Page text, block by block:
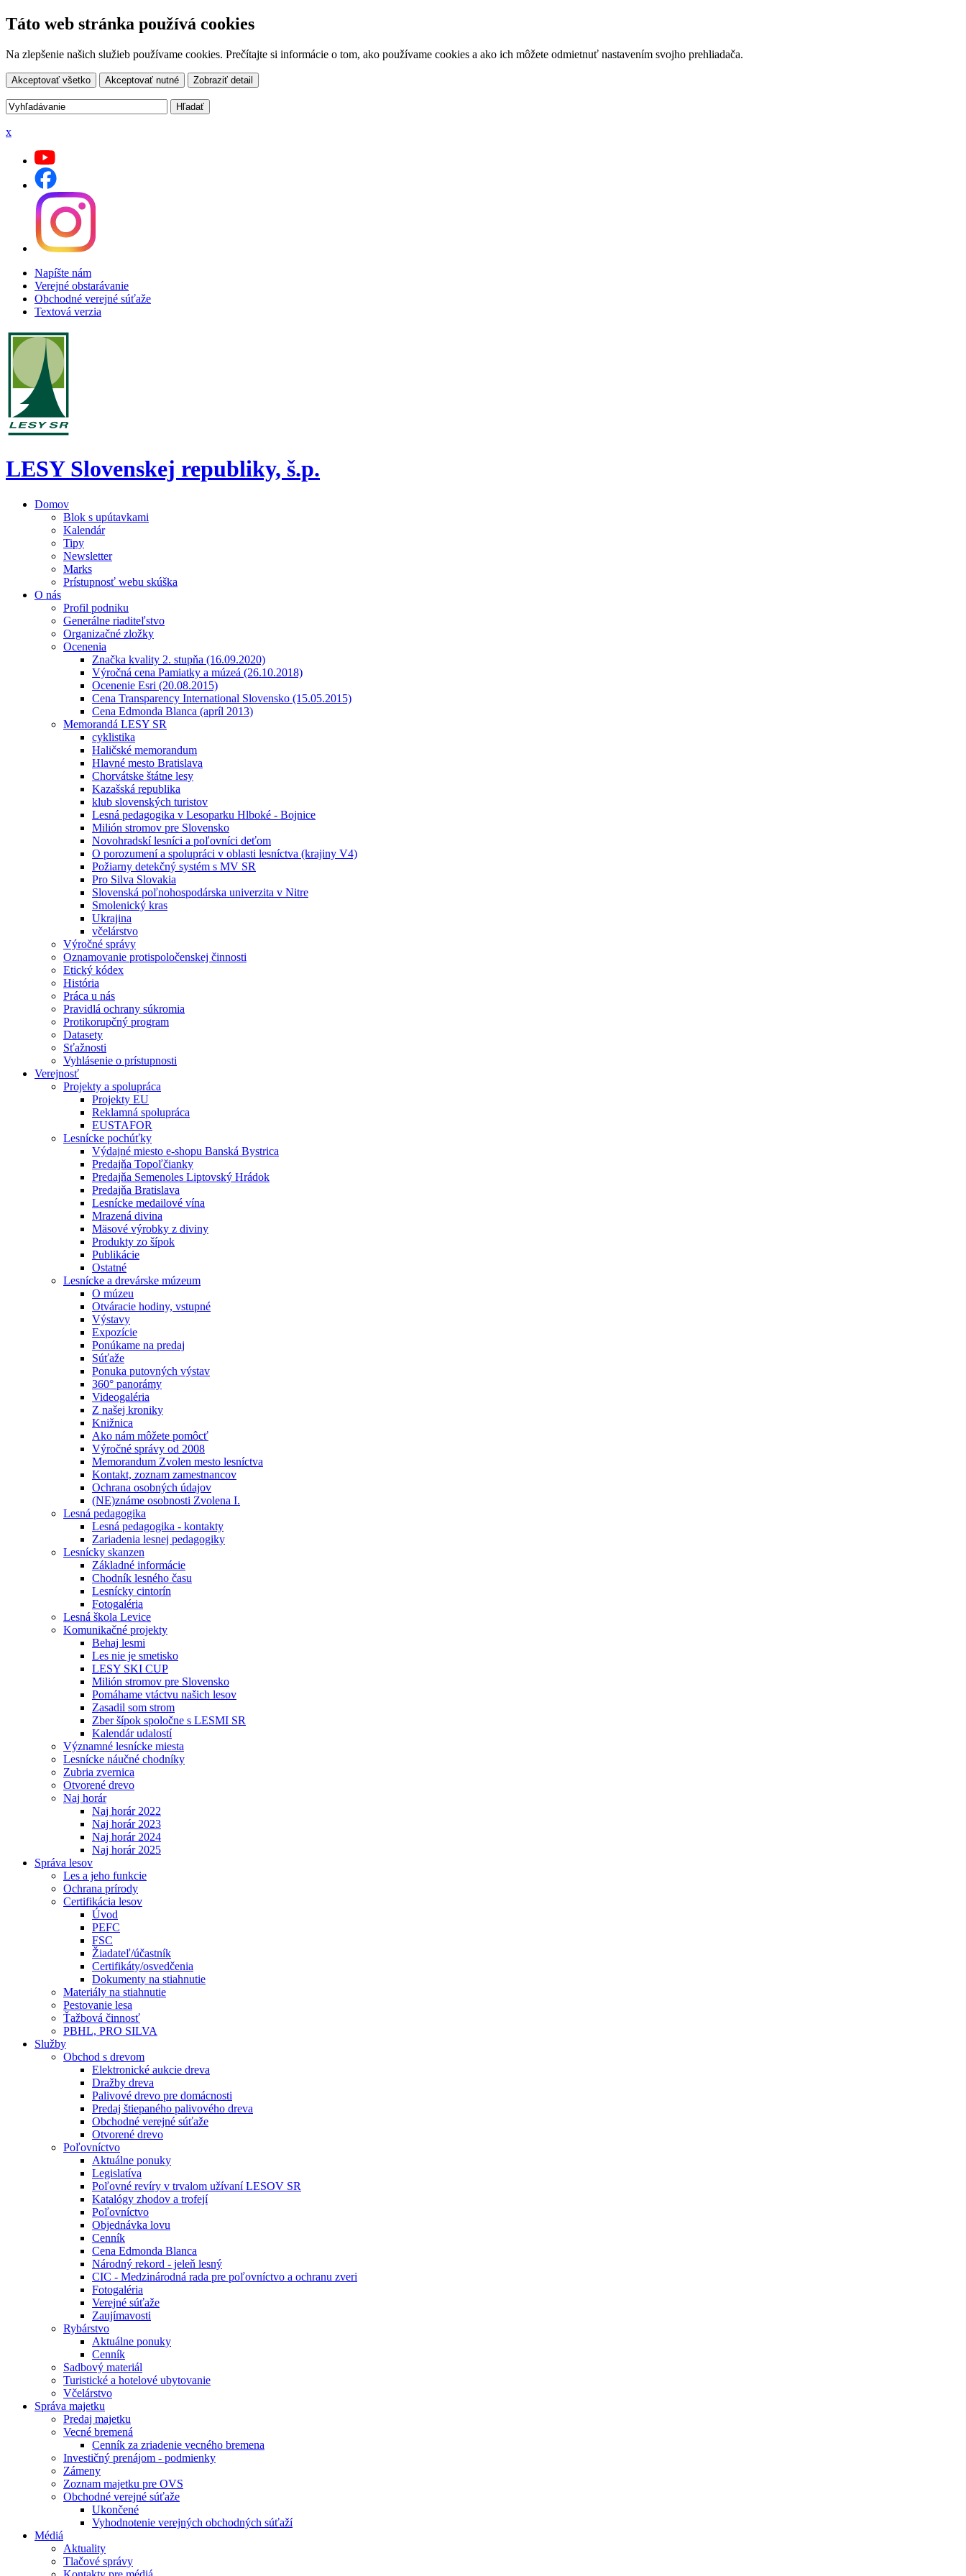
Táto web stránka používá cookies
Na zlepšenie našich služieb používame cookies. Prečítajte si informácie o tom, ako používame cookies a ako ich môžete odmietnuť nastavením svojho prehliadača.
Akceptovať všetko Akceptovať nutné Zobraziť detail
x
Napíšte nám
Verejné obstarávanie
Obchodné verejné súťaže
Textová verzia
LESY Slovenskej republiky, š.p.
Domov
Blok s upútavkami
Kalendár
Tipy
Newsletter
Marks
Prístupnosť webu skúška
O nás
Profil podniku
Generálne riaditeľstvo
Organizačné zložky
Ocenenia
Značka kvality 2. stupňa (16.09.2020)
Výročná cena Pamiatky a múzeá (26.10.2018)
Ocenenie Esri (20.08.2015)
Cena Transparency International Slovensko (15.05.2015)
Cena Edmonda Blanca (apríl 2013)
Memorandá LESY SR
cyklistika
Haličské memorandum
Hlavné mesto Bratislava
Chorvátske štátne lesy
Kazašská republika
klub slovenských turistov
Lesná pedagogika v Lesoparku Hlboké - Bojnice
Milión stromov pre Slovensko
Novohradskí lesníci a poľovníci deťom
O porozumení a spolupráci v oblasti lesníctva (krajiny V4)
Požiarny detekčný systém s MV SR
Pro Silva Slovakia
Slovenská poľnohospodárska univerzita v Nitre
Smolenický kras
Ukrajina
včelárstvo
Výročné správy
Oznamovanie protispoločenskej činnosti
Etický kódex
História
Práca u nás
Pravidlá ochrany súkromia
Protikorupčný program
Datasety
Sťažnosti
Vyhlásenie o prístupnosti
Verejnosť
Projekty a spolupráca
Projekty EU
Reklamná spolupráca
EUSTAFOR
Lesnícke pochúťky
Výdajné miesto e-shopu Banská Bystrica
Predajňa Topoľčianky
Predajňa Semenoles Liptovský Hrádok
Predajňa Bratislava
Lesnícke medailové vína
Mrazená divina
Mäsové výrobky z diviny
Produkty zo šípok
Publikácie
Ostatné
Lesnícke a drevárske múzeum
O múzeu
Otváracie hodiny, vstupné
Výstavy
Expozície
Ponúkame na predaj
Súťaže
Ponuka putovných výstav
360° panorámy
Videogaléria
Z našej kroniky
Knižnica
Ako nám môžete pomôcť
Výročné správy od 2008
Memorandum Zvolen mesto lesníctva
Kontakt, zoznam zamestnancov
Ochrana osobných údajov
(NE)známe osobnosti Zvolena I.
Lesná pedagogika
Lesná pedagogika - kontakty
Zariadenia lesnej pedagogiky
Lesnícky skanzen
Základné informácie
Chodník lesného času
Lesnícky cintorín
Fotogaléria
Lesná škola Levice
Komunikačné projekty
Behaj lesmi
Les nie je smetisko
LESY SKI CUP
Milión stromov pre Slovensko
Pomáhame vtáctvu našich lesov
Zasadil som strom
Zber šípok spoločne s LESMI SR
Kalendár udalostí
Významné lesnícke miesta
Lesnícke náučné chodníky
Zubria zvernica
Otvorené drevo
Naj horár
Naj horár 2022
Naj horár 2023
Naj horár 2024
Naj horár 2025
Správa lesov
Les a jeho funkcie
Ochrana prírody
Certifikácia lesov
Úvod
PEFC
FSC
Žiadateľ/účastník
Certifikáty/osvedčenia
Dokumenty na stiahnutie
Materiály na stiahnutie
Pestovanie lesa
Ťažbová činnosť
PBHL, PRO SILVA
Služby
Obchod s drevom
Elektronické aukcie dreva
Dražby dreva
Palivové drevo pre domácnosti
Predaj štiepaného palivového dreva
Obchodné verejné súťaže
Otvorené drevo
Poľovníctvo
Aktuálne ponuky
Legislatíva
Poľovné revíry v trvalom užívaní LESOV SR
Katalógy zhodov a trofejí
Poľovníctvo
Objednávka lovu
Cenník
Cena Edmonda Blanca
Národný rekord - jeleň lesný
CIC - Medzinárodná rada pre poľovníctvo a ochranu zveri
Fotogaléria
Verejné súťaže
Zaujímavosti
Rybárstvo
Aktuálne ponuky
Cenník
Sadbový materiál
Turistické a hotelové ubytovanie
Včelárstvo
Správa majetku
Predaj majetku
Vecné bremená
Cenník za zriadenie vecného bremena
Investičný prenájom - podmienky
Zámeny
Zoznam majetku pre OVS
Obchodné verejné súťaže
Ukončené
Vyhodnotenie verejných obchodných súťaží
Médiá
Aktuality
Tlačové správy